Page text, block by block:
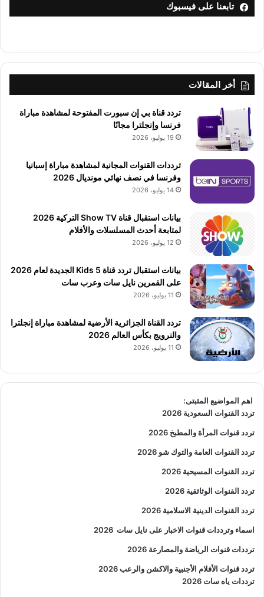
تابعنا على فيسبوك
أخر المقالات
تردد قناة بي إن سبورت المفتوحة لمشاهدة مباراة
فرنسا وإنجلترا مجانًا
19 يوليو، 2026
ترددات القنوات المجانية لمشاهدة مباراة إسبانيا
وفرنسا في نصف نهائي مونديال 2026
14 يوليو، 2026
بيانات استقبال قناة Show TV التركية 2026
لمتابعة أحدث المسلسلات والأفلام
12 يوليو، 2026
بيانات استقبال تردد قناة 5 Kids الجديدة لعام 2026
على القمرين نايل سات وعرب سات
11 يوليو، 2026
تردد القناة الجزائرية الأرضية لمشاهدة مباراة إنجلترا
والنرويج بكأس العالم 2026
11 يوليو، 2026
اهم المواضيع المثبتى:
تردد القنوات السعودية 2026
تردد قنوات المرأة والمطبخ 2026
تردد القنوات العامة والتوك شو 2026
تردد القنوات المسيحية 2026
تردد القنوات الوثائقية 2026
تردد القنوات الدينية الاسلامية 2026
اسماء وترددات قنوات الاخبار على نايل سات 2026
ترددات قنوات الرياضة والمصارعة 2026
تردد قنوات الأفلام الأجنبية والاكشن والرعب2026
ترددات ياه سات 2026